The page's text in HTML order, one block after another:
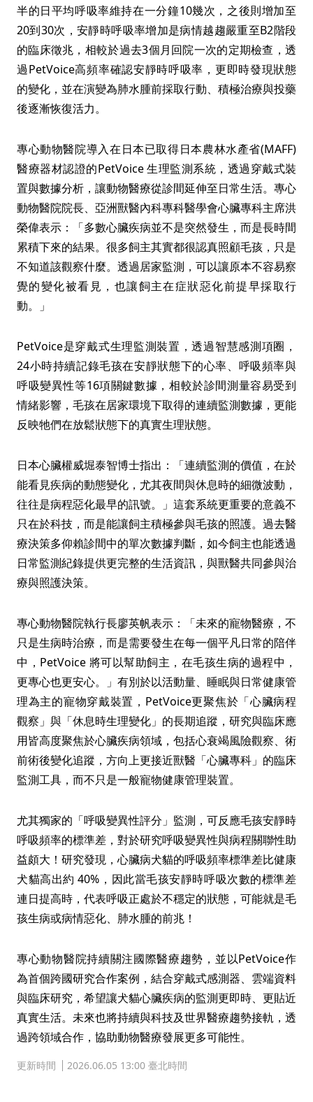
半的日平均呼吸率維持在一分鐘10幾次，之後則增加至
20到30次，安靜時呼吸率增加是病情越趨嚴重至B2階段
的臨床徵兆，相較於過去3個月回院一次的定期檢查，透
過PetVoice高頻率確認安靜時呼吸率，更即時發現狀態
的變化，並在演變為肺水腫前採取行動、積極治療與投藥
後逐漸恢復活力。
專心動物醫院導入在日本已取得日本農林水產省(MAFF)
醫療器材認證的PetVoice 生理監測系統，透過穿戴式裝
置與數據分析，讓動物醫療從診間延伸至日常生活。專心
動物醫院院長、亞洲獸醫內科專科醫學會心臟專科主席洪
榮偉表示：「多數心臟疾病並不是突然發生，而是長時間
累積下來的結果。很多飼主其實都很認真照顧毛孩，只是
不知道該觀察什麼。透過居家監測，可以讓原本不容易察
覺的變化被看見，也讓飼主在症狀惡化前提早採取行
動。」
PetVoice是穿戴式生理監測裝置，透過智慧感測項圈，
24小時持續記錄毛孩在安靜狀態下的心率、呼吸頻率與
呼吸變異性等16項關鍵數據，相較於診間測量容易受到
情緒影響，毛孩在居家環境下取得的連續監測數據，更能
反映牠們在放鬆狀態下的真實生理狀態。
日本心臟權威堀泰智博士指出：「連續監測的價值，在於
能看見疾病的動態變化，尤其夜間與休息時的細微波動，
往往是病程惡化最早的訊號。」這套系統更重要的意義不
只在於科技，而是能讓飼主積極參與毛孩的照護。過去醫
療決策多仰賴診間中的單次數據判斷，如今飼主也能透過
日常監測紀錄提供更完整的生活資訊，與獸醫共同參與治
療與照護決策。
專心動物醫院執行長廖英帆表示：「未來的寵物醫療，不
只是生病時治療，而是需要發生在每一個平凡日常的陪伴
中，PetVoice 將可以幫助飼主，在毛孩生病的過程中，
更專心也更安心。」有別於以活動量、睡眠與日常健康管
理為主的寵物穿戴裝置，PetVoice更聚焦於「心臟病程
觀察」與「休息時生理變化」的長期追蹤，研究與臨床應
用皆高度聚焦於心臟疾病領域，包括心衰竭風險觀察、術
前術後變化追蹤，方向上更接近獸醫「心臟專科」的臨床
監測工具，而不只是一般寵物健康管理裝置。
尤其獨家的「呼吸變異性評分」監測，可反應毛孩安靜時
呼吸頻率的標準差，對於研究呼吸變異性與病程關聯性助
益頗大！研究發現，心臟病犬貓的呼吸頻率標準差比健康
犬貓高出約 40%，因此當毛孩安靜時呼吸次數的標準差
連日提高時，代表呼吸正處於不穩定的狀態，可能就是毛
孩生病或病情惡化、肺水腫的前兆！
專心動物醫院持續關注國際醫療趨勢，並以PetVoice作
為首個跨國研究合作案例，結合穿戴式感測器、雲端資料
與臨床研究，希望讓犬貓心臟疾病的監測更即時、更貼近
真實生活。未來也將持續與科技及世界醫療趨勢接軌，透
過跨領域合作，協助動物醫療發展更多可能性。
更新時間 2026.06.05 13:00 臺北時間